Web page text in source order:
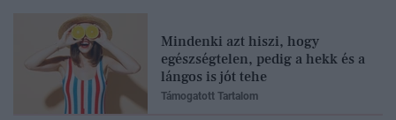
Mindenki azt hiszi, hogy
egészségtelen, pedig a hekk és a
lángos is jót tehe
Támogatott Tartalom